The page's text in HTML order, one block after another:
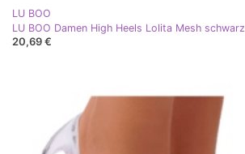
LU BOO
LU BOO Damen High Heels Lolita Mesh schwarz
20,69 €